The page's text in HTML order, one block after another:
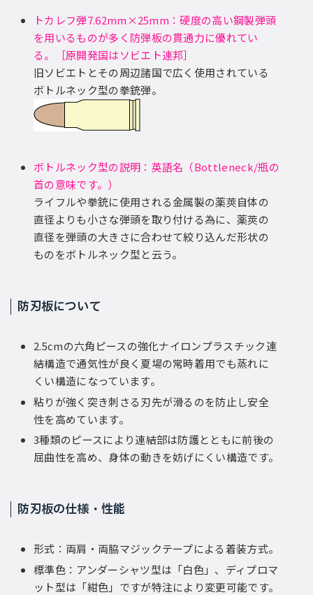
トカレフ弾7.62mm×25mm：硬度の高い鋼製弾頭
を用いるものが多く防弾板の貫通力に優れてい
る。［原開発国はソビエト連邦］
旧ソビエトとその周辺諸国で広く使用されている
ボトルネック型の拳銃弾。
ボトルネック型の説明：英語名（Bottleneck/瓶の
首の意味です。）
ライフルや拳銃に使用される金属製の薬莢自体の
直径よりも小さな弾頭を取り付ける為に、薬莢の
直径を弾頭の大きさに合わせて絞り込んだ形状の
ものをボトルネック型と云う。
防刃板について
2.5cmの六角ピースの強化ナイロンプラスチック連
結構造で通気性が良く夏場の常時着用でも蒸れに
くい構造になっています。
粘りが強く突き刺さる刃先が滑るのを防止し安全
性を高めています。
3種類のピースにより連結部は防護とともに前後の
屈曲性を高め、身体の動きを妨げにくい構造です。
防刃板の仕様・性能
形式：両肩・両脇マジックテープによる着装方式。
標準色：アンダーシャツ型は「白色」、ディプロマ
ット型は「紺色」ですが特注により変更可能です。